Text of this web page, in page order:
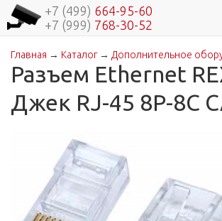
+7 (499) 664-95-60
+7 (999) 768-30-52
Вы здесь
Главная → Каталог→ Дополнительное
Разъем Ethernet
Джек RJ-45 8P-8C